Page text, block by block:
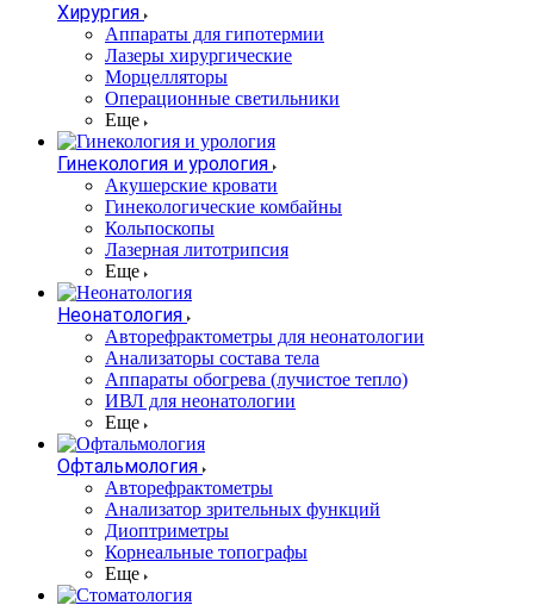
Хирургия
Аппараты для гипотермии
Лазеры хирургические
Морцелляторы
Операционные светильники
Еще
Гинекология и урология
Акушерские кровати
Гинекологические комбайны
Кольпоскопы
Лазерная литотрипсия
Еще
Неонатология
Авторефрактометры для неонатологии
Анализаторы состава тела
Аппараты обогрева (лучистое тепло)
ИВЛ для неонатологии
Еще
Офтальмология
Авторефрактометры
Анализатор зрительных функций
Диоптриметры
Корнеальные топографы
Еще